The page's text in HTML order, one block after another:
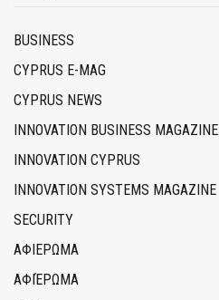
BUSINESS
CYPRUS E-MAG
CYPRUS NEWS
INNOVATION BUSINESS MAGAZINE
INNOVATION CYPRUS
INNOVATION SYSTEMS MAGAZINE
SECURITY
ΑΦΙΕΡΩΜΑ
ΑΦΙΈΡΩΜΑ